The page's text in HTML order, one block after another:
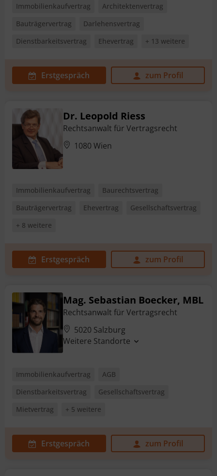
Immobilienkaufvertrag
Architektenvertrag
Bauträgervertrag
Darlehensvertrag
Dienstbarkeitsvertrag
Ehevertrag + 13 weitere
Erstgespräch zum Profil
Dr. Leopold Riess
Rechtsanwalt für Vertragsrecht
1080 Wien
Immobilienkaufvertrag
Baurechtsvertrag
Bauträgervertrag
Ehevertrag
Gesellschaftsvertrag
+ 8 weitere
Erstgespräch zum Profil
Mag. Sebastian Boecker, MBL
Rechtsanwalt für Vertragsrecht
5020 Salzburg
Weitere Standorte
Immobilienkaufvertrag
AGB
Dienstbarkeitsvertrag
Gesellschaftsvertrag
Mietvertrag
+ 5 weitere
Erstgespräch zum Profil